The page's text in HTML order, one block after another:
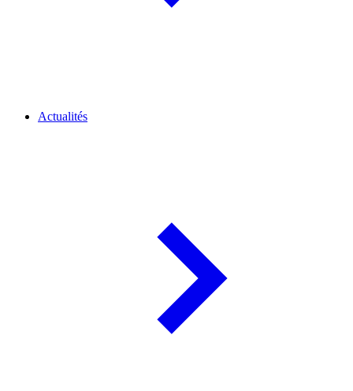
Actualités